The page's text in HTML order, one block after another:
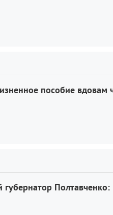
пособие вдовам